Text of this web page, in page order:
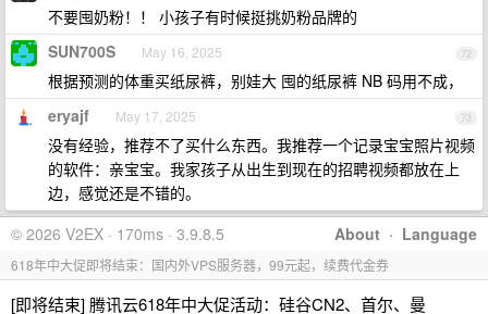
不要囤奶粉！！ 小孩子有时候挺挑奶粉品牌的
72
SUN700S May 16, 2025
根据预测的体重买纸尿裤，别娃大 囤的纸尿裤 NB 码用不成，
73
eryajf May 17, 2025
没有经验，推荐不了买什么东西。我推荐一个记录宝宝照片视频
的软件：亲宝宝。我家孩子从出生到现在的招聘视频都放在上
边，感觉还是不错的。
About · Language
© 2026 V2EX · 170ms · 3.9.8.5
618年中大促即将结束：国内外VPS服务器，99元起，续费代金券
[即将结束] 腾讯云618年中大促活动：硅谷CN2、首尔、曼